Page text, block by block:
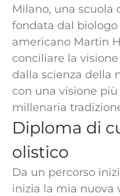
Milano, una scuola
fondata dal
americano Martin
conciliare la
dalla scienza della
con una visione
millenaria
Diploma di
olistico
Da un percorso
inizia la mia nuova